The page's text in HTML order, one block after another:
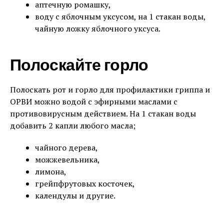
аптечную ромашку,
воду с яблочным уксусом, на 1 стакан воды,
чайную ложку яблочного уксуса.
Полоскайте горло
Полоскать рот и горло для профилактики гриппа и
ОРВИ можно водой с эфирными маслами с
противовирусным действием. На 1 стакан воды
добавить 2 капли любого масла;
чайного дерева,
можжевельника,
лимона,
грейпфрутовых косточек,
календулы и другие.